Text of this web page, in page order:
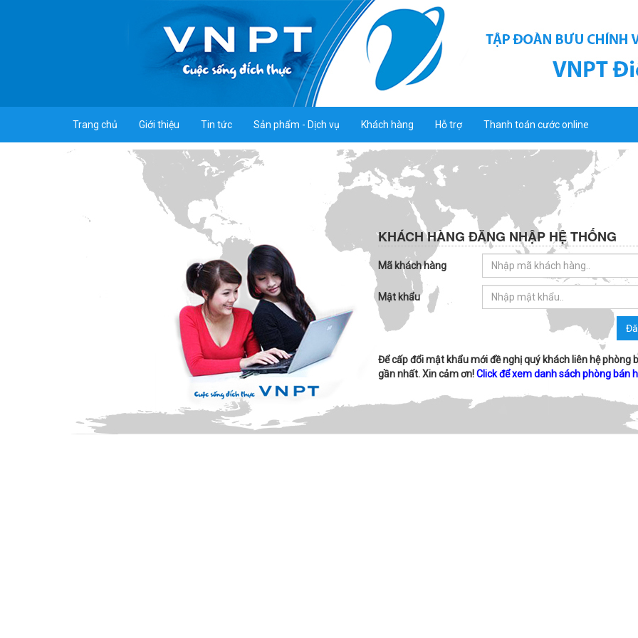
Trang chủ Giới thiệu Tin tức Sản phẩm - Dịch vụ Khách hàng Hỗ trợ Thanh toán cước online
KHÁCH HÀNG ĐĂNG NHẬP HỆ THỐNG
Mã khách hàng
Mật khẩu
Để cấp đổi mật khẩu mới đề nghị quý khách liên hệ phòng
gần nhất. Xin cảm ơn!Click để xem danh sách phòng bán